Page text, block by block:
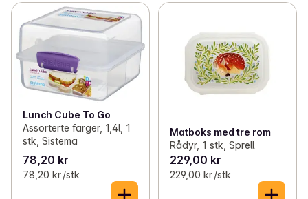
Lunch Cube To Go
Assorterte farger, 1,4l, 1
stk, Sistema
78,20 kr
78,20 kr /stk
Matboks med tre rom
Rådyr, 1 stk, Sprell
229,00 kr
229,00 kr /stk